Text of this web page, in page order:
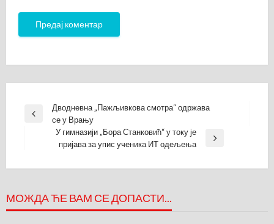
Кретање
чланка
Previous
Дводневна „Пажљивкова смотра“ одржава
се у Врању
У гимназији „Бора Станковић“ у току је
пријава за упис ученика ИТ одељења
МОЖДА ЋЕ ВАМ СЕ ДОПАСТИ...